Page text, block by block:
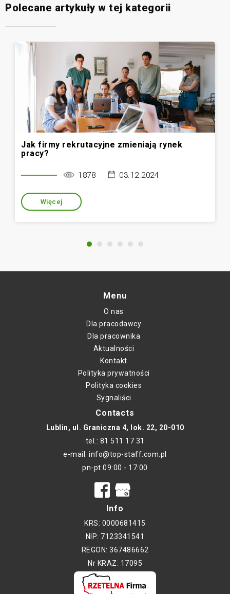
Polecane artykuły w tej kategorii
Jak firmy rekrutacyjne zmieniają rynek
pracy?
1878 03.12.2024
Więcej
Menu
O nas
Dla pracodawcy
Dla pracownika
Aktualności
Kontakt
Polityka prywatności
Polityka cookies
Sygnaliści
Contacts
Lublin, ul. Graniczna 4, lok. 22, 20-010
tel.: 81 511 17 31
e-mail: info@top-staff.com.pl
pn-pt 09:00 - 17:00
Info
KRS: 0000681415
NIP: 7123341541
REGON: 367486662
Nr KRAZ: 17095